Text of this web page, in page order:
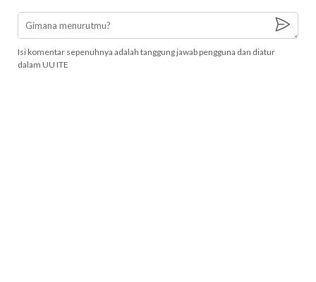
Isi komentar sepenuhnya adalah tanggung jawab pengguna dan diatur
dalam UU ITE